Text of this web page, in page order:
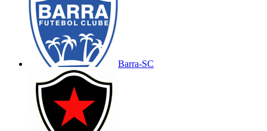
Barra-SC